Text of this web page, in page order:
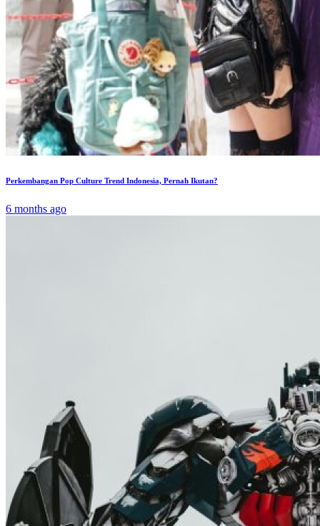
Perkembangan Pop Culture Trend Indonesia, Pernah Ikutan?
6 months ago